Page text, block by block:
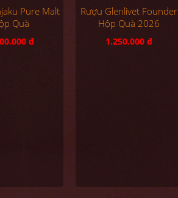
Pure Malt
Quà
đ
Rượu Glenlivet Founder
Hộp Quà 2026
1.250.000 đ